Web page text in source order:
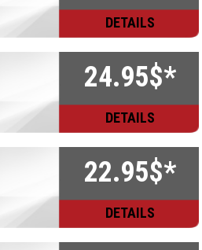
DETAILS
24.95$*
DETAILS
22.95$*
DETAILS